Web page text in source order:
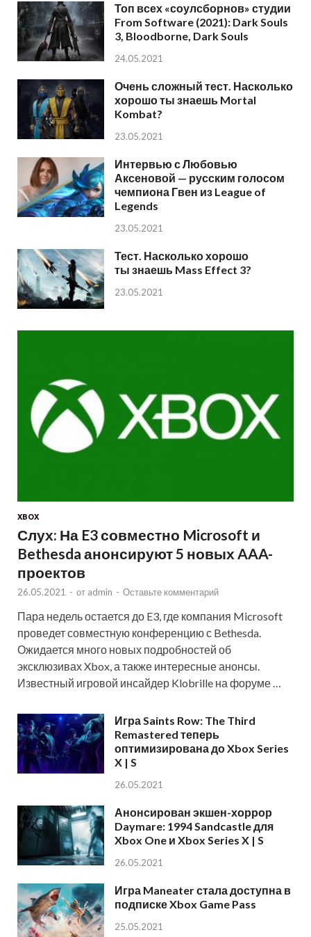
Топ всех «соулсборнов» студии
From Software (2021): Dark Souls
3, Bloodborne, Dark Souls
24.05.2021
Очень сложный тест. Насколько
хорошо ты знаешь Mortal
Kombat?
23.05.2021
Интервью с Любовью
Аксеновой — русским голосом
чемпиона Гвен из League of
Legends
23.05.2021
Тест. Насколько хорошо
ты знаешь Mass Effect 3?
23.05.2021
XBOX
Слух: На E3 совместно Microsoft и
Bethesda анонсируют 5 новых AAA-
проектов
26.05.2021 - от admin - Оставьте комментарий
Пара недель остается до E3, где компания Microsoft
проведет совместную конференцию с Bethesda.
Ожидается много новых подробностей об
эксклюзивах Xbox, а также интересные анонсы.
Известный игровой инсайдер Klobrille на форуме …
Игра Saints Row: The Third
Remastered теперь
оптимизирована до Xbox Series
X | S
26.05.2021
Анонсирован экшен-хоррор
Daymare: 1994 Sandcastle для
Xbox One и Xbox Series X | S
26.05.2021
Игра Maneater стала доступна в
подписке Xbox Game Pass
25.05.2021